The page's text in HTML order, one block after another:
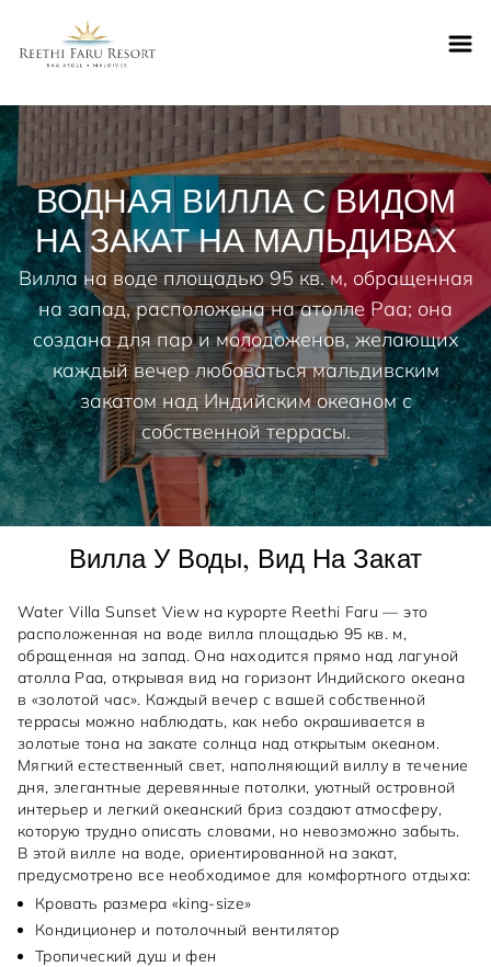
Reethifaru home
ВОДНАЯ ВИЛЛА С ВИДОМ
НА ЗАКАТ НА МАЛЬДИВАХ
Вилла на воде площадью 95 кв. м, обращенная
на запад, расположена на атолле Раа; она
создана для пар и молодоженов, желающих
каждый вечер любоваться мальдивским
закатом над Индийским океаном с
собственной террасы.
Вилла У Воды, Вид На Закат
Water Villa Sunset View на курорте Reethi Faru — это
расположенная на воде вилла площадью 95 кв. м,
обращенная на запад. Она находится прямо над лагуной
атолла Раа, открывая вид на горизонт Индийского океана
в «золотой час». Каждый вечер с вашей собственной
террасы можно наблюдать, как небо окрашивается в
золотые тона на закате солнца над открытым океаном.
Мягкий естественный свет, наполняющий виллу в течение
дня, элегантные деревянные потолки, уютный островной
интерьер и легкий океанский бриз создают атмосферу,
которую трудно описать словами, но невозможно забыть.
В этой вилле на воде, ориентированной на закат,
предусмотрено все необходимое для комфортного отдыха:
Кровать размера «king-size»
Кондиционер и потолочный вентилятор
Тропический душ и фен